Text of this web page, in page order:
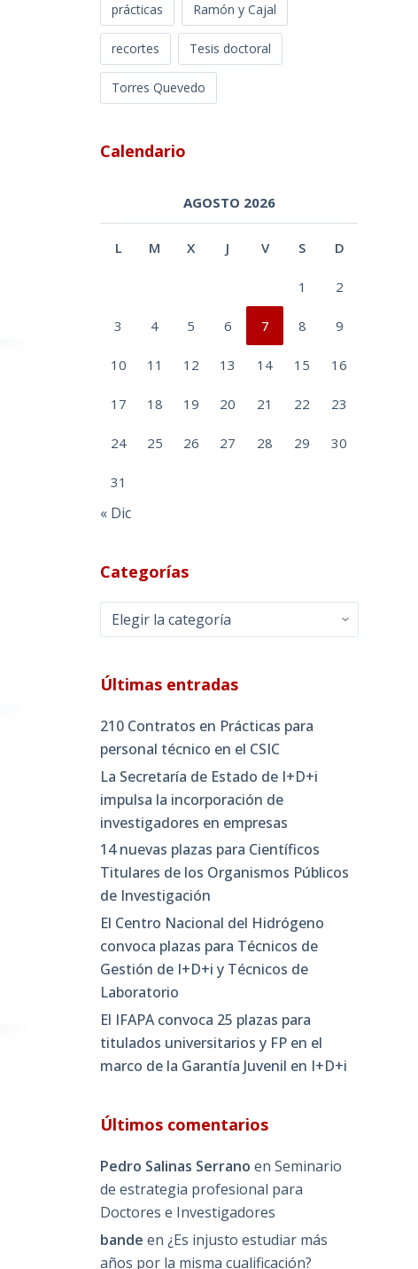
prácticas Ramón y Cajal
recortes Tesis doctoral
Torres Quevedo
Calendario
AGOSTO 2026
L M X J V S D
1 2
3 4 5 6 7 8 9
10 11 12 13 14 15 16
17 18 19 20 21 22 23
24 25 26 27 28 29 30
31
« Dic
Categorías
Categorías
Últimas entradas
210 Contratos en Prácticas para
personal técnico en el CSIC
La Secretaría de Estado de I+D+i
impulsa la incorporación de
investigadores en empresas
14 nuevas plazas para Científicos
Titulares de los Organismos Públicos
de Investigación
El Centro Nacional del Hidrógeno
convoca plazas para Técnicos de
Gestión de I+D+i y Técnicos de
Laboratorio
El IFAPA convoca 25 plazas para
titulados universitarios y FP en el
marco de la Garantía Juvenil en I+D+i
Últimos comentarios
Pedro Salinas Serrano enSeminario
de estrategia profesional para
Doctores e Investigadores
bande en¿Es injusto estudiar más
años por la misma cualificación?